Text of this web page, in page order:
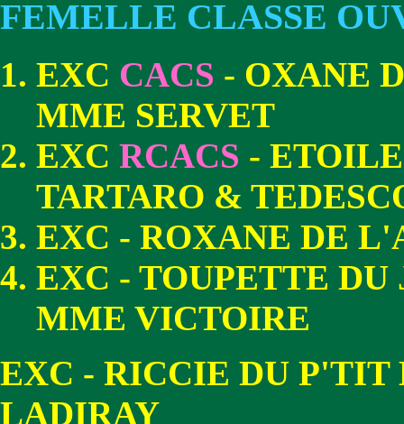
FEMELLE CLASSE
EXC CACS - OXANE
MME SERVET
EXC RCACS -
TARTARO &
EXC - ROXANE DE
EXC - TOUPETTE
MME VICTOIRE
EXC - RICCIE DU P'TIT
LADIRAY